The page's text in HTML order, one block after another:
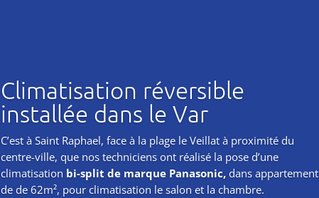
Climatisation réversible
installée dans le Var
C’est à Saint Raphael, face à la plage le Veillat à proximité du
centre-ville, que nos techniciens ont réalisé la pose d’une
climatisation bi-split de marque Panasonic, dans appartement
de de 62m², pour climatisation le salon et la chambre.